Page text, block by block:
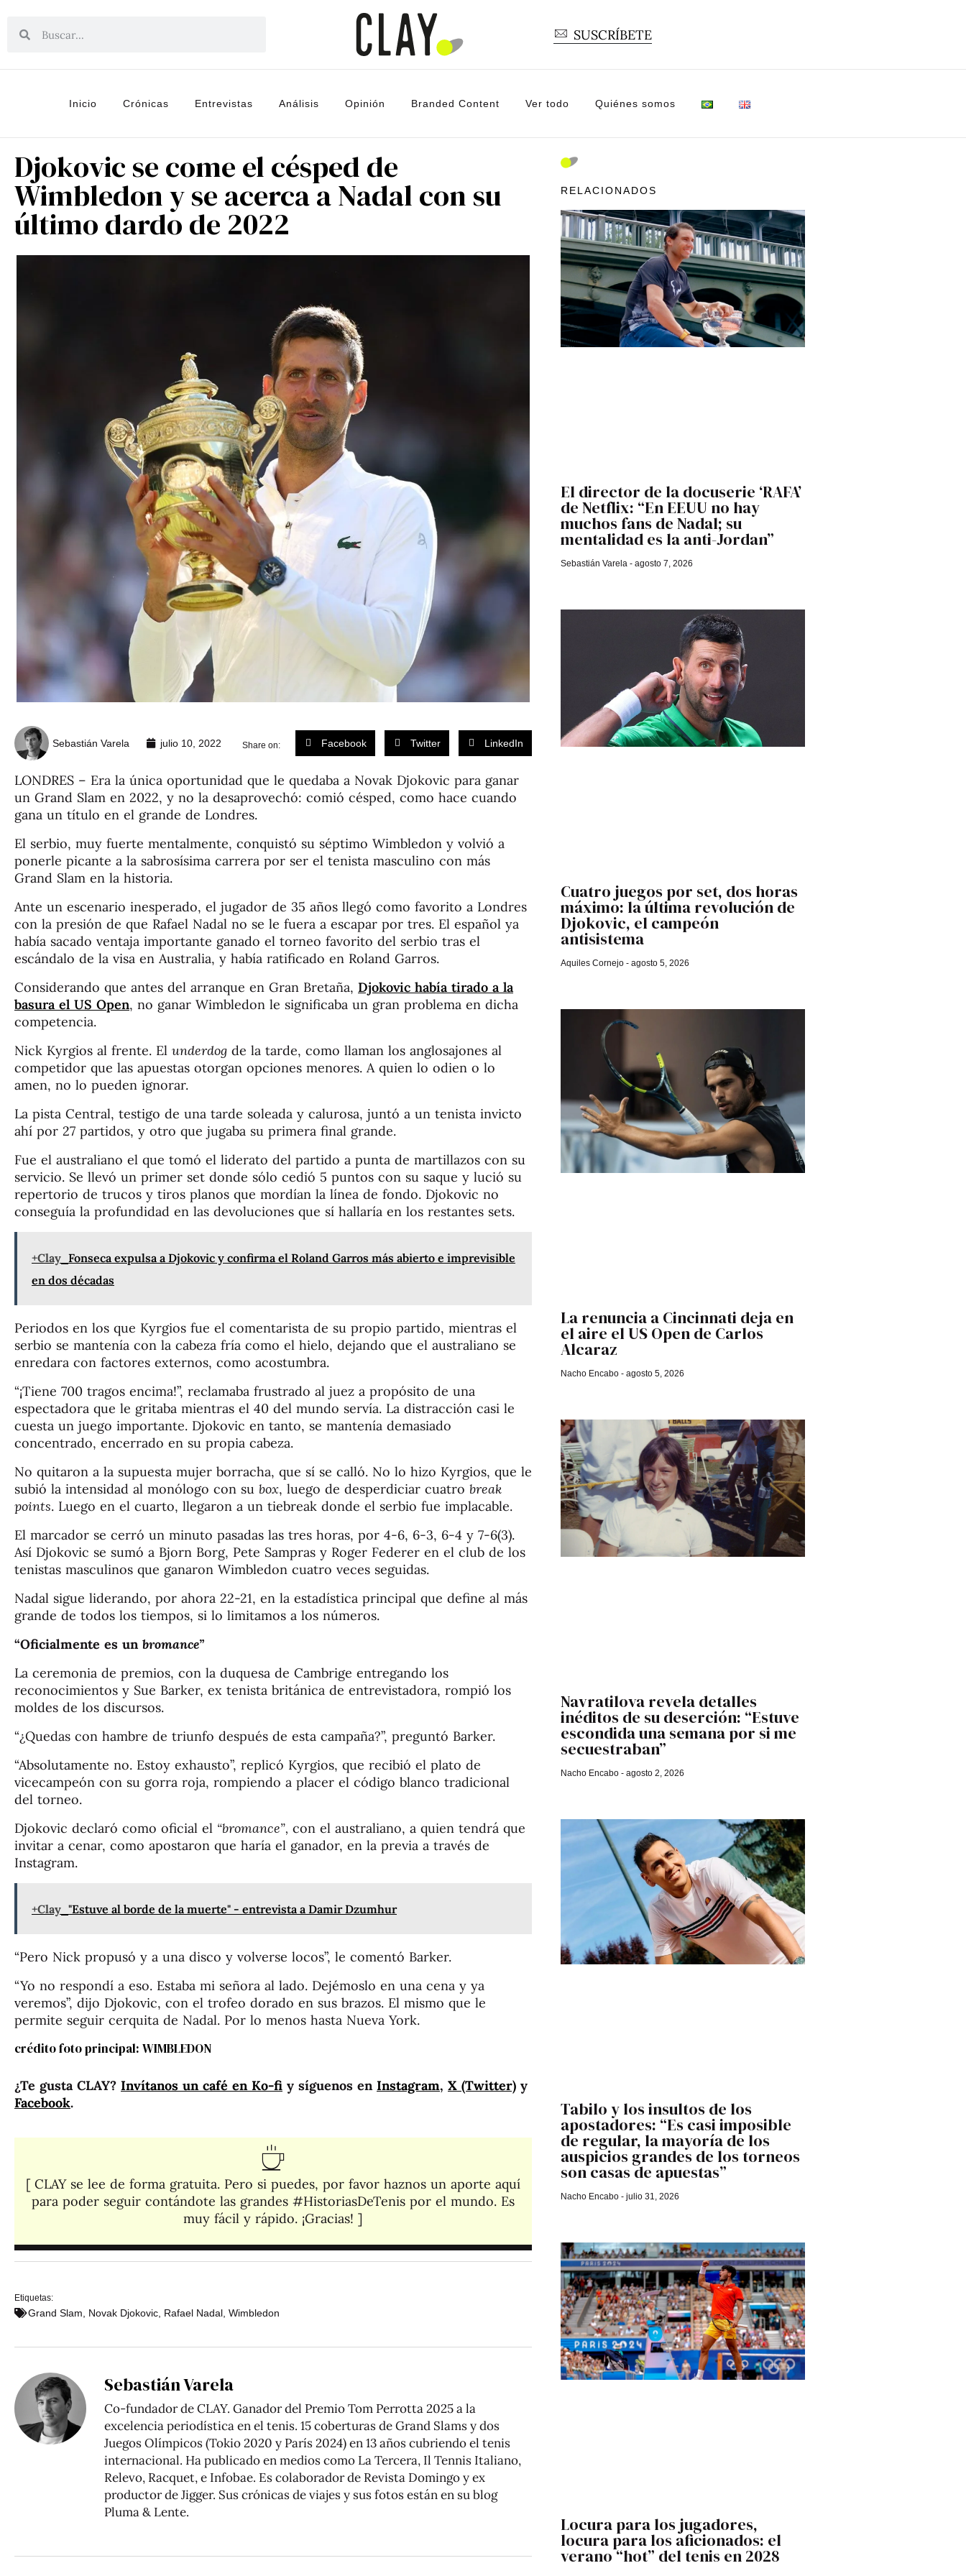
SUSCRÍBETE
Inicio Crónicas Entrevistas Análisis Opinión Branded Content Ver todo Quiénes somos
Djokovic se come el césped de
Wimbledon y se acerca a Nadal con su
último dardo de 2022
Sebastián Varela julio 10, 2022 Share on: Facebook Twitter LinkedIn
LONDRES – Era la única oportunidad que le quedaba a Novak Djokovic para ganar
un Grand Slam en 2022, y no la desaprovechó: comió césped, como hace cuando
gana un título en el grande de Londres.
El serbio, muy fuerte mentalmente, conquistó su séptimo Wimbledon y volvió a
ponerle picante a la sabrosísima carrera por ser el tenista masculino con más
Grand Slam en la historia.
Ante un escenario inesperado, el jugador de 35 años llegó como favorito a Londres
con la presión de que Rafael Nadal no se le fuera a escapar por tres. El español ya
había sacado ventaja importante ganado el torneo favorito del serbio tras el
escándalo de la visa en Australia, y había ratificado en Roland Garros.
Considerando que antes del arranque en Gran Bretaña, Djokovic había tirado a la
basura el US Open, no ganar Wimbledon le significaba un gran problema en dicha
competencia.
Nick Kyrgios al frente. El underdog de la tarde, como llaman los anglosajones al
competidor que las apuestas otorgan opciones menores. A quien lo odien o lo
amen, no lo pueden ignorar.
La pista Central, testigo de una tarde soleada y calurosa, juntó a un tenista invicto
ahí por 27 partidos, y otro que jugaba su primera final grande.
Fue el australiano el que tomó el liderato del partido a punta de martillazos con su
servicio. Se llevó un primer set donde sólo cedió 5 puntos con su saque y lució su
repertorio de trucos y tiros planos que mordían la línea de fondo. Djokovic no
conseguía la profundidad en las devoluciones que sí hallaría en los restantes sets.
+Clay Fonseca expulsa a Djokovic y confirma el Roland Garros más abierto e imprevisible
en dos décadas
Periodos en los que Kyrgios fue el comentarista de su propio partido, mientras el
serbio se mantenía con la cabeza fría como el hielo, dejando que el australiano se
enredara con factores externos, como acostumbra.
“¡Tiene 700 tragos encima!”, reclamaba frustrado al juez a propósito de una
espectadora que le gritaba mientras el 40 del mundo servía. La distracción casi le
cuesta un juego importante. Djokovic en tanto, se mantenía demasiado
concentrado, encerrado en su propia cabeza.
No quitaron a la supuesta mujer borracha, que sí se calló. No lo hizo Kyrgios, que le
subió la intensidad al monólogo con su box, luego de desperdiciar cuatro break
points. Luego en el cuarto, llegaron a un tiebreak donde el serbio fue implacable.
El marcador se cerró un minuto pasadas las tres horas, por 4-6, 6-3, 6-4 y 7-6(3).
Así Djokovic se sumó a Bjorn Borg, Pete Sampras y Roger Federer en el club de los
tenistas masculinos que ganaron Wimbledon cuatro veces seguidas.
Nadal sigue liderando, por ahora 22-21, en la estadística principal que define al más
grande de todos los tiempos, si lo limitamos a los números.
“Oficialmente es un bromance”
La ceremonia de premios, con la duquesa de Cambrige entregando los
reconocimientos y Sue Barker, ex tenista británica de entrevistadora, rompió los
moldes de los discursos.
“¿Quedas con hambre de triunfo después de esta campaña?”, preguntó Barker.
“Absolutamente no. Estoy exhausto”, replicó Kyrgios, que recibió el plato de
vicecampeón con su gorra roja, rompiendo a placer el código blanco tradicional
del torneo.
Djokovic declaró como oficial el “bromance”, con el australiano, a quien tendrá que
invitar a cenar, como apostaron que haría el ganador, en la previa a través de
Instagram.
+Clay "Estuve al borde de la muerte" - entrevista a Damir Dzumhur
“Pero Nick propusó y a una disco y volverse locos”, le comentó Barker.
“Yo no respondí a eso. Estaba mi señora al lado. Dejémoslo en una cena y ya
veremos”, dijo Djokovic, con el trofeo dorado en sus brazos. El mismo que le
permite seguir cerquita de Nadal. Por lo menos hasta Nueva York.
crédito foto principal: WIMBLEDON
¿Te gusta CLAY? Invítanos un café en Ko-fi y síguenos en Instagram, X (Twitter) y
Facebook.
[ CLAY se lee de forma gratuita. Pero si puedes, por favor haznos un aporte aquí
para poder seguir contándote las grandes #HistoriasDeTenis por el mundo. Es
muy fácil y rápido. ¡Gracias! ]​
Etiquetas:
Grand Slam Novak Djokovic Rafael Nadal Wimbledon
Sebastián Varela
Co-fundador de CLAY. Ganador del Premio Tom Perrotta 2025 a la
excelencia periodística en el tenis. 15 coberturas de Grand Slams y dos
Juegos Olímpicos (Tokio 2020 y París 2024) en 13 años cubriendo el tenis
internacional. Ha publicado en medios como La Tercera, Il Tennis Italiano,
Relevo, Racquet, e Infobae. Es colaborador de Revista Domingo y ex
productor de Jigger. Sus crónicas de viajes y sus fotos están en su blog
Pluma & Lente.
RELACIONADOS
El director de la docuserie ‘RAFA’
de Netflix: “En EEUU no hay
muchos fans de Nadal; su
mentalidad es la anti-Jordan”
Sebastián Varela agosto 7, 2026
Cuatro juegos por set, dos horas
máximo: la última revolución de
Djokovic, el campeón
antisistema
Aquiles Cornejo agosto 5, 2026
La renuncia a Cincinnati deja en
el aire el US Open de Carlos
Alcaraz
Nacho Encabo agosto 5, 2026
Navratilova revela detalles
inéditos de su deserción: “Estuve
escondida una semana por si me
secuestraban”
Nacho Encabo agosto 2, 2026
Tabilo y los insultos de los
apostadores: “Es casi imposible
de regular, la mayoría de los
auspicios grandes de los torneos
son casas de apuestas”
Nacho Encabo julio 31, 2026
Locura para los jugadores,
locura para los aficionados: el
verano “hot” del tenis en 2028